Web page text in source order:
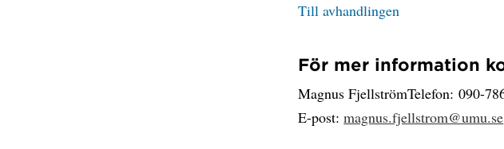
Till avhandlingen
För mer information
Magnus FjellströmTelefon: 090-
E-post:magnus.fjellstrom@umu.se